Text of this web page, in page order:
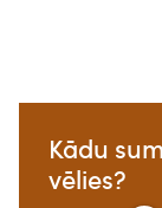
Kādu
vēlies?